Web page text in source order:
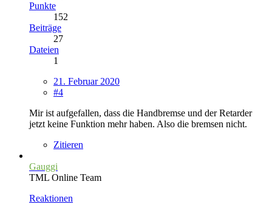
Punkte
152
Beiträge
27
Dateien
1
21. Februar 2020
#4
Mir ist aufgefallen, dass die Handbremse und der Retarder
jetzt keine Funktion mehr haben. Also die bremsen nicht.
Zitieren
Gauggi
TML Online Team
Reaktionen